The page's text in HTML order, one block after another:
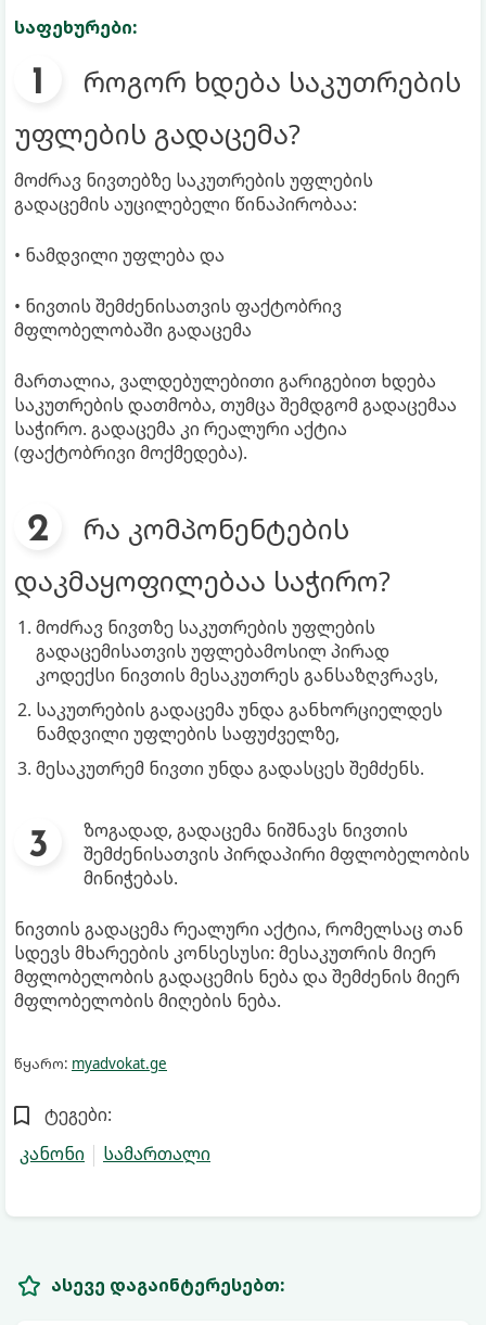
საფეხურები:
როგორ ხდება საკუთრების
უფლების გადაცემა?
მოძრავ ნივთებზე საკუთრების უფლების
გადაცემის აუცილებელი წინაპირობაა:
• ნამდვილი უფლება და
• ნივთის შემძენისათვის ფაქტობრივ
მფლობელობაში გადაცემა
მართალია, ვალდებულებითი გარიგებით ხდება
საკუთრების დათმობა, თუმცა შემდგომ გადაცემაა
საჭირო. გადაცემა კი რეალური აქტია
(ფაქტობრივი მოქმედება).
რა კომპონენტების
დაკმაყოფილებაა საჭირო?
მოძრავ ნივთზე საკუთრების უფლების
გადაცემისათვის უფლებამოსილ პირად
კოდექსი ნივთის მესაკუთრეს განსაზღვრავს,
საკუთრების გადაცემა უნდა განხორციელდეს
ნამდვილი უფლების საფუძველზე,
მესაკუთრემ ნივთი უნდა გადასცეს შემძენს.
ზოგადად, გადაცემა ნიშნავს ნივთის
შემძენისათვის პირდაპირი მფლობელობის
მინიჭებას.
ნივთის გადაცემა რეალური აქტია, რომელსაც თან
სდევს მხარეების კონსესუსი: მესაკუთრის მიერ
მფლობელობის გადაცემის ნება და შემძენის მიერ
მფლობელობის მიღების ნება.
წყარო: myadvokat.ge
ტეგები:
კანონი
სამართალი
ასევე დაგაინტერესებთ: